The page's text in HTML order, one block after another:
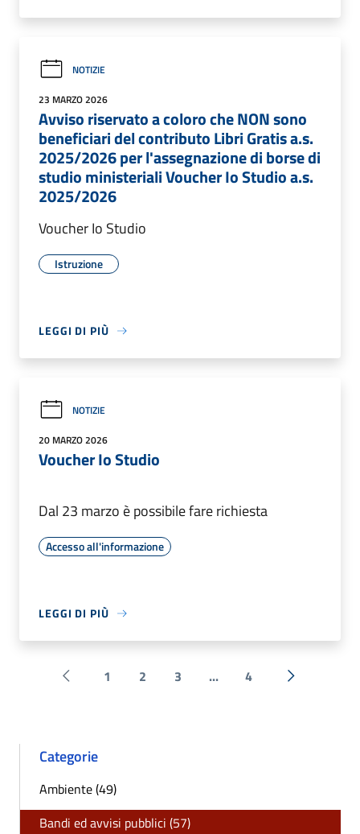
NOTIZIE
23 MARZO 2026
Avviso riservato a coloro che NON sono
beneficiari del contributo Libri Gratis a.s.
2025/2026 per l'assegnazione di borse di
studio ministeriali Voucher Io Studio a.s.
2025/2026
Voucher Io Studio
Istruzione
LEGGI DI PIÙ
NOTIZIE
20 MARZO 2026
Voucher Io Studio
Dal 23 marzo è possibile fare richiesta
Accesso all'informazione
LEGGI DI PIÙ
Pagina precedente
1 2 3 ... 4 Successiva
Categorie
Ambiente (49)
Bandi ed avvisi pubblici (57)